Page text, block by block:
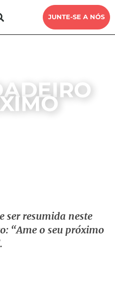
JUNTE-SE A NÓS
ser resumida neste
“Ame o seu próximo